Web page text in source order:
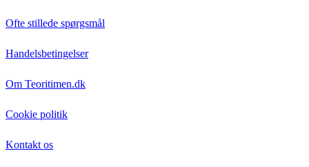
Ofte stillede spørgsmål
Handelsbetingelser
Om Teoritimen.dk
Cookie politik
Kontakt os